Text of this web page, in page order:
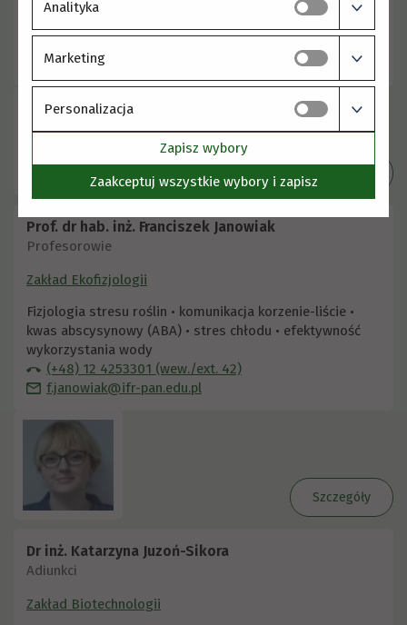
Hormony steroidowe ssaków i brasinosteroidy -
występowanie, aktywność, receptory w roślinach
a.janeczko@ifr-pan.edu.pl
Prof. dr hab. inż. Franciszek Janowiak
Profesorowie
Zakład Ekofizjologii
Fizjologia stresu roślin • komunikacja korzenie-liście •
kwas abscysynowy (ABA) • stres chłodu • efektywność
wykorzystania wody
(+48) 12 4253301 (wew./ext. 42)
f.janowiak@ifr-pan.edu.pl
Dr inż. Katarzyna Juzoń-Sikora
Adiunkci
Zakład Biotechnologii
Szczegóły
Analityka
Marketing
Personalizacja
Zapisz wybory
Zaakceptuj wszystkie wybory i zapisz